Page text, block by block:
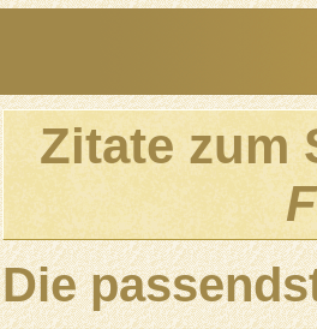
Zitate
Die